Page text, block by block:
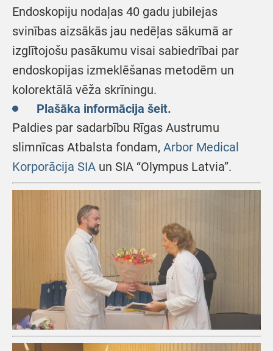
Endoskopiju nodaļas 40 gadu jubilejas
svinības aizsākās jau nedēļas sākumā ar
izglītojošu pasākumu visai sabiedrībai par
endoskopijas izmeklēšanas metodēm un
kolorektālā vēža skrīningu.
Plašāka informācija šeit.
Paldies par sadarbību Rīgas Austrumu
slimnīcas Atbalsta fondam, Arbor Medical
Korporācija SIA un SIA “Olympus Latvia”.